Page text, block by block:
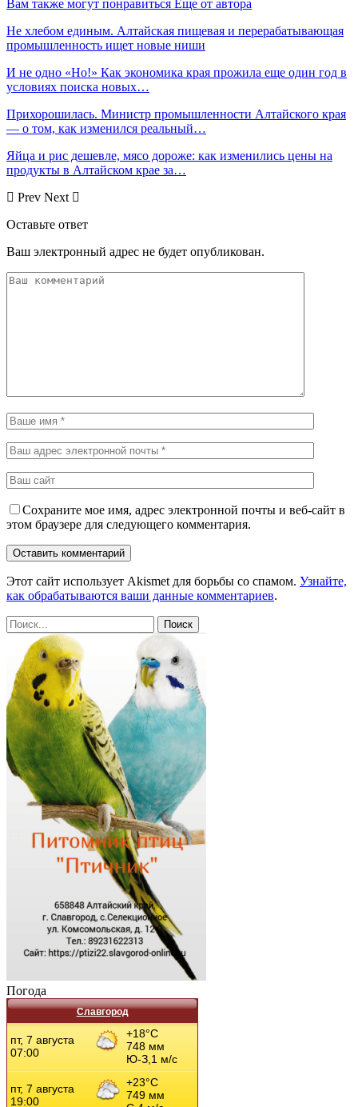
Вам также могут понравиться Еще от автора
Не хлебом единым. Алтайская пищевая и перерабатывающая
промышленность ищет новые ниши
И не одно «Но!» Как экономика края прожила еще один год в
условиях поиска новых…
Прихорошилась. Министр промышленности Алтайского края
— о том, как изменился реальный…
Яйца и рис дешевле, мясо дороже: как изменились цены на
продукты в Алтайском крае за…
Prev Next
Оставьте ответ
Ваш электронный адрес не будет опубликован.
Сохраните мое имя, адрес электронной почты и веб-сайт в
этом браузере для следующего комментария.
Этот сайт использует Akismet для борьбы со спамом. Узнайте,
как обрабатываются ваши данные комментариев.
Погода
Славгород